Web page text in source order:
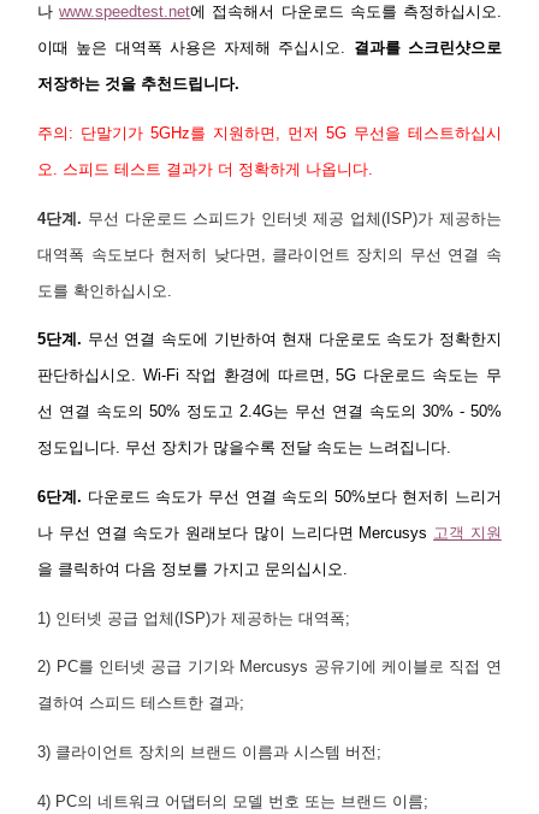
나www.speedtest.net에 접속해서 다운로드 속도를 측정하십시오.
이때 높은 대역폭 사용은 자제해 주십시오. 결과를 스크린샷으로
저장하는 것을 추천드립니다.
주의: 단말기가 5GHz를 지원하면, 먼저 5G 무선을 테스트하십시
오. 스피드 테스트 결과가 더 정확하게 나옵니다.
4단계. 무선 다운로드 스피드가 인터넷 제공 업체(ISP)가 제공하는
대역폭 속도보다 현저히 낮다면, 클라이언트 장치의 무선 연결 속
도를 확인하십시오.
5단계. 무선 연결 속도에 기반하여 현재 다운로도 속도가 정확한지
판단하십시오. Wi-Fi 작업 환경에 따르면, 5G 다운로드 속도는 무
선 연결 속도의 50% 정도고 2.4G는 무선 연결 속도의 30% - 50%
정도입니다. 무선 장치가 많을수록 전달 속도는 느려집니다.
6단계. 다운로드 속도가 무선 연결 속도의 50%보다 현저히 느리거
나 무선 연결 속도가 원래보다 많이 느리다면 Mercusys 고객 지원
을 클릭하여 다음 정보를 가지고 문의십시오.
1) 인터넷 공급 업체(ISP)가 제공하는 대역폭;
2) PC를 인터넷 공급 기기와 Mercusys 공유기에 케이블로 직접 연
결하여 스피드 테스트한 결과;
3) 클라이언트 장치의 브랜드 이름과 시스템 버전;
4) PC의 네트워크 어댑터의 모델 번호 또는 브랜드 이름;